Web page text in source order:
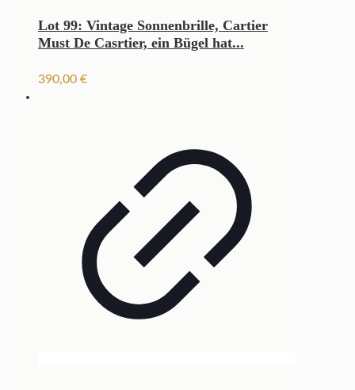
Lot 99: Vintage Sonnenbrille, Cartier
Must De Casrtier, ein Bügel hat...
390,00 €